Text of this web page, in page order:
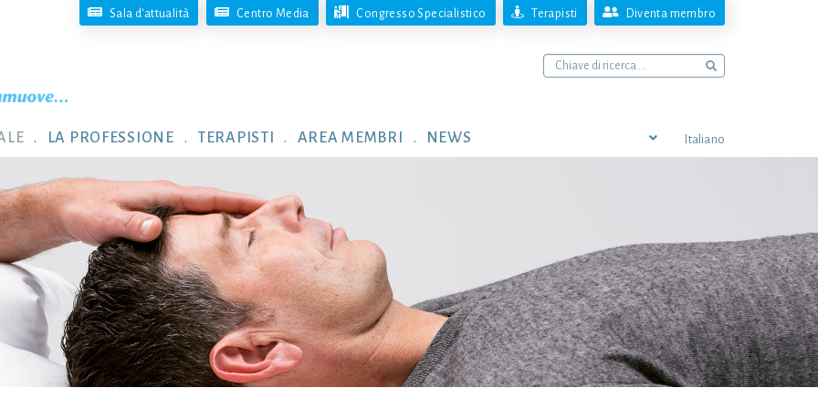
Sala d'attualità Centro Media Congresso Specialistico Terapisti Diventa membro
LA PROFESSIONE TERAPISTI AREA MEMBRI NEWS Italiano